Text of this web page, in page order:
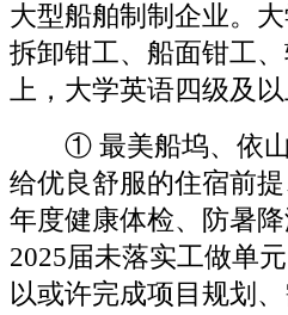
大型船舶制制企业。
拆卸钳工、船面钳工
上，大学英语四级及以
① 最美船坞、依山
给优良舒服的住宿前
年度健康体检、防暑
2025届未落实工做单
以或许完成项目规划